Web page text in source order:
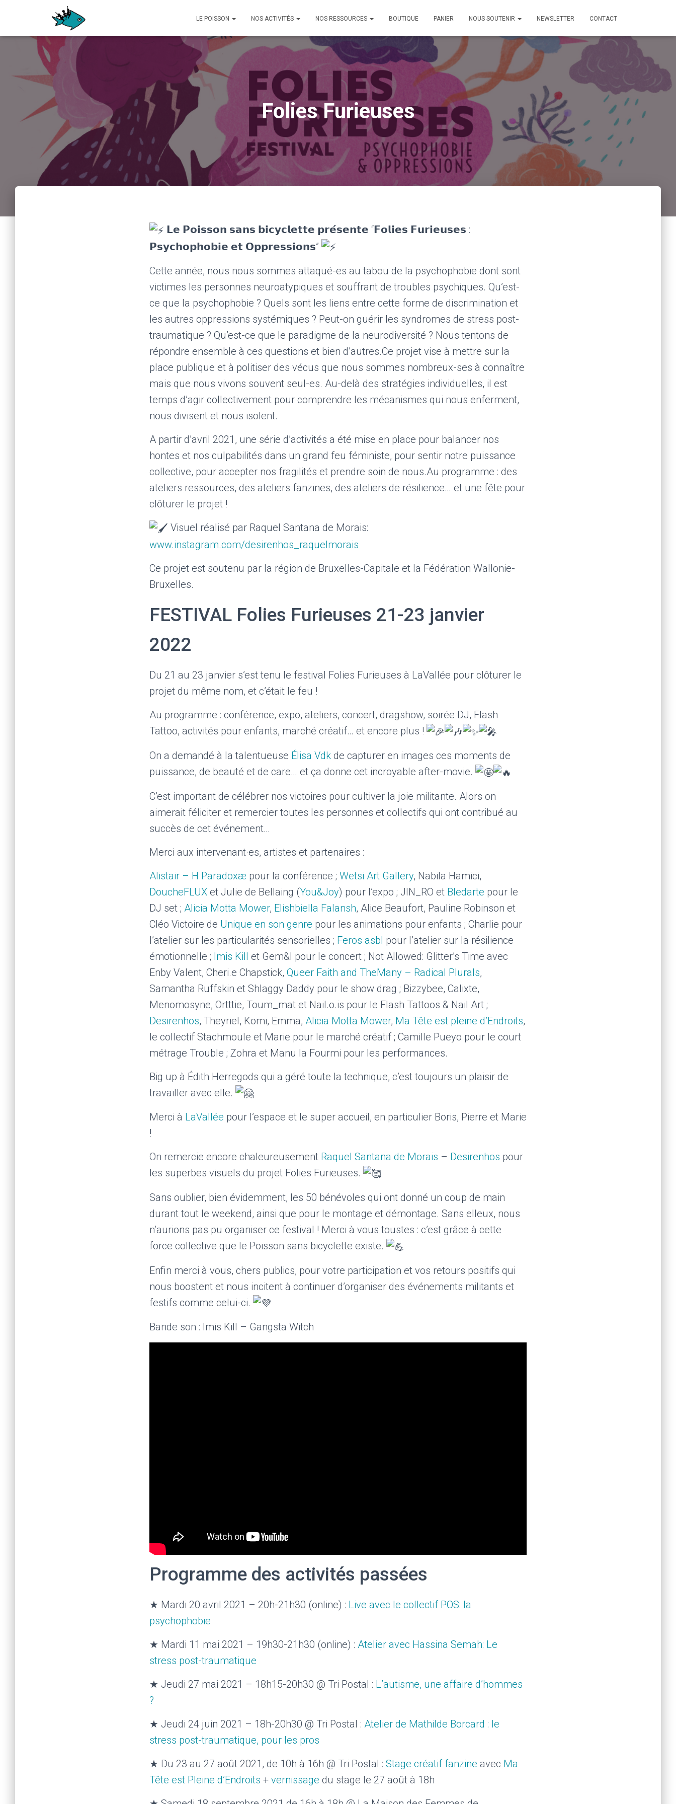
LE POISSON NOS ACTIVITÉS NOS RESSOURCES BOUTIQUE PANIER NOUS SOUTENIR NEWSLETTER CONTACT
Folies Furieuses
𝗟𝗲 𝗣𝗼𝗶𝘀𝘀𝗼𝗻 𝘀𝗮𝗻𝘀 𝗯𝗶𝗰𝘆𝗰𝗹𝗲𝘁𝘁𝗲 𝗽𝗿𝗲́𝘀𝗲𝗻𝘁𝗲 “𝗙𝗼𝗹𝗶𝗲𝘀 𝗙𝘂𝗿𝗶𝗲𝘂𝘀𝗲𝘀 :
𝗣𝘀𝘆𝗰𝗵𝗼𝗽𝗵𝗼𝗯𝗶𝗲 𝗲𝘁 𝗢𝗽𝗽𝗿𝗲𝘀𝘀𝗶𝗼𝗻𝘀”
Cette année, nous nous sommes attaqué-es au tabou de la psychophobie dont sont
victimes les personnes neuroatypiques et souffrant de troubles psychiques. Qu’est-
ce que la psychophobie ? Quels sont les liens entre cette forme de discrimination et
les autres oppressions systémiques ? Peut-on guérir les syndromes de stress post-
traumatique ? Qu’est-ce que le paradigme de la neurodiversité ? Nous tentons de
répondre ensemble à ces questions et bien d’autres.Ce projet vise à mettre sur la
place publique et à politiser des vécus que nous sommes nombreux-ses à connaître
mais que nous vivons souvent seul-es. Au-delà des stratégies individuelles, il est
temps d’agir collectivement pour comprendre les mécanismes qui nous enferment,
nous divisent et nous isolent.
A partir d’avril 2021, une série d’activités a été mise en place pour balancer nos
hontes et nos culpabilités dans un grand feu féministe, pour sentir notre puissance
collective, pour accepter nos fragilités et prendre soin de nous.Au programme : des
ateliers ressources, des ateliers fanzines, des ateliers de résilience… et une fête pour
clôturer le projet !
Visuel réalisé par Raquel Santana de Morais:
www.instagram.com/desirenhos_raquelmorais
Ce projet est soutenu par la région de Bruxelles-Capitale et la Fédération Wallonie-
Bruxelles.
FESTIVAL Folies Furieuses 21-23 janvier
2022
Du 21 au 23 janvier s’est tenu le festival Folies Furieuses à LaVallée pour clôturer le
projet du même nom, et c’était le feu !
Au programme : conférence, expo, ateliers, concert, dragshow, soirée DJ, Flash
Tattoo, activités pour enfants, marché créatif… et encore plus !
On a demandé à la talentueuse Élisa Vdk de capturer en images ces moments de
puissance, de beauté et de care… et ça donne cet incroyable after-movie.
C’est important de célébrer nos victoires pour cultiver la joie militante. Alors on
aimerait féliciter et remercier toutes les personnes et collectifs qui ont contribué au
succès de cet événement…
Merci aux intervenant·es, artistes et partenaires :
Alistair – H Paradoxæ pour la conférence ; Wetsi Art Gallery, Nabila Hamici,
DoucheFLUX et Julie de Bellaing (You&Joy) pour l’expo ; JIN_RO et Bledarte pour le
DJ set ; Alicia Motta Mower, Elishbiella Falansh, Alice Beaufort, Pauline Robinson et
Cléo Victoire de Unique en son genre pour les animations pour enfants ; Charlie pour
l’atelier sur les particularités sensorielles ; Feros asbl pour l’atelier sur la résilience
émotionnelle ; Imis Kill et Gem&I pour le concert ; Not Allowed: Glitter’s Time avec
Enby Valent, Cheri.e Chapstick, Queer Faith and TheMany – Radical Plurals,
Samantha Ruffskin et Shlaggy Daddy pour le show drag ; Bizzybee, Calixte,
Menomosyne, Ortttie, Toum_mat et Nail.o.is pour le Flash Tattoos & Nail Art ;
Desirenhos, Theyriel, Komi, Emma, Alicia Motta Mower, Ma Tête est pleine d’Endroits,
le collectif Stachmoule et Marie pour le marché créatif ; Camille Pueyo pour le court
métrage Trouble ; Zohra et Manu la Fourmi pour les performances.
Big up à Édith Herregods qui a géré toute la technique, c’est toujours un plaisir de
travailler avec elle.
Merci à LaVallée pour l’espace et le super accueil, en particulier Boris, Pierre et Marie
!
On remercie encore chaleureusement Raquel Santana de Morais – Desirenhos pour
les superbes visuels du projet Folies Furieuses.
Sans oublier, bien évidemment, les 50 bénévoles qui ont donné un coup de main
durant tout le weekend, ainsi que pour le montage et démontage. Sans elleux, nous
n’aurions pas pu organiser ce festival ! Merci à vous toustes : c’est grâce à cette
force collective que le Poisson sans bicyclette existe.
Enfin merci à vous, chers publics, pour votre participation et vos retours positifs qui
nous boostent et nous incitent à continuer d’organiser des événements militants et
festifs comme celui-ci.
Bande son : Imis Kill – Gangsta Witch
Programme des activités passées
★ Mardi 20 avril 2021 – 20h-21h30 (online) : Live avec le collectif POS: la
psychophobie
★ Mardi 11 mai 2021 – 19h30-21h30 (online) : Atelier avec Hassina Semah: Le
stress post-traumatique
★ Jeudi 27 mai 2021 – 18h15-20h30 @ Tri Postal : L’autisme, une affaire d’hommes
?
★ Jeudi 24 juin 2021 – 18h-20h30 @ Tri Postal : Atelier de Mathilde Borcard : le
stress post-traumatique, pour les pros
★ Du 23 au 27 août 2021, de 10h à 16h @ Tri Postal : Stage créatif fanzine avec Ma
Tête est Pleine d’Endroits + vernissage du stage le 27 août à 18h